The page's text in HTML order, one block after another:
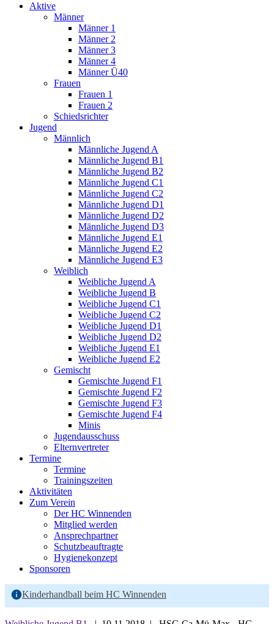
Aktive
Männer
Männer 1
Männer 2
Männer 3
Männer 4
Männer Ü40
Frauen
Frauen 1
Frauen 2
Schiedsrichter
Jugend
Männlich
Männliche Jugend A
Männliche Jugend B1
Männliche Jugend B2
Männliche Jugend C1
Männliche Jugend C2
Männliche Jugend D1
Männliche Jugend D2
Männliche Jugend D3
Männliche Jugend E1
Männliche Jugend E2
Männliche Jugend E3
Weiblich
Weibliche Jugend A
Weibliche Jugend B
Weibliche Jugend C1
Weibliche Jugend C2
Weibliche Jugend D1
Weibliche Jugend D2
Weibliche Jugend E1
Weibliche Jugend E2
Gemischt
Gemischte Jugend F1
Gemischte Jugend F2
Gemischte Jugend F3
Gemischte Jugend F4
Minis
Jugendausschuss
Elternvertreter
Termine
Termine
Trainingszeiten
Aktivitäten
Zum Verein
Der HC Winnenden
Mitglied werden
Ansprechpartner
Schutzbeauftragte
Hygienekonzept
Sponsoren
Kinderhandball beim HC Winnenden